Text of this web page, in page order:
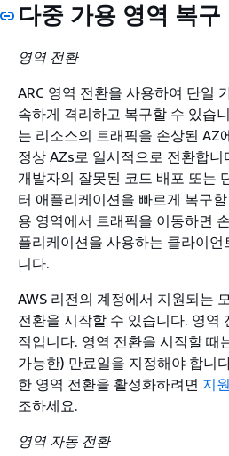
다중 가용 영역 복구
영역 전환
ARC 영역 전환을 사용하여 단일
속하게 격리하고 복구할 수 있습
는 리소스의 트래픽을 손상된 AZ
정상 AZs로 일시적으로 전환합
개발자의 잘못된 코드 배포 또는
터 애플리케이션을 빠르게 복구
용 영역에서 트래픽을 이동하면
플리케이션을 사용하는 클라이
니다.
AWS 리전의 계정에서 지원되는
전환을 시작할 수 있습니다. 영역
적입니다. 영역 전환을 시작할 때
가능한) 만료일을 지정해야 합니
한 영역 전환을 활성화하려면 지
조하세요.
영역 자동 전환